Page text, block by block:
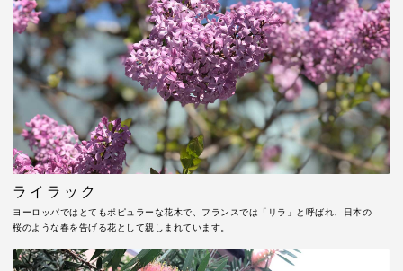
ライラック
ヨーロッパではとてもポピュラーな花木で、フランスでは「リラ」と呼ばれ、日本の
桜のような春を告げる花として親しまれています。